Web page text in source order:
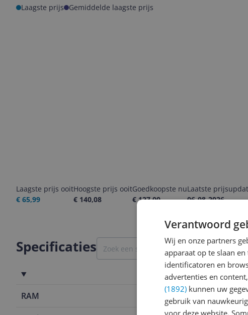
Laagste prijs Gemiddelde laagste prijs
Laagste prijs ooit
€ 65,99
Hoogste prijs ooit
€ 140,08
Goedkoopste nu
€ 127,00
Laatste
06-08-2026
Specificaties
Specificaties
RAM
4 GB
Verantwoord
Wij en onze partners
apparaat op te slaan
identificatoren en
advertenties en
(1892) kunnen uw
gebruik van
voor deze website.